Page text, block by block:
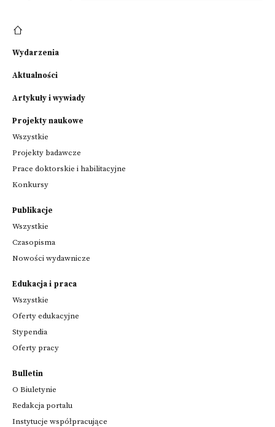
Wydarzenia
Aktualności
Artykuły i wywiady
Projekty naukowe
Wszystkie
Projekty badawcze
Prace doktorskie i habilitacyjne
Konkursy
Publikacje
Wszystkie
Czasopisma
Nowości wydawnicze
Edukacja i praca
Wszystkie
Oferty edukacyjne
Stypendia
Oferty pracy
Bulletin
O Biuletynie
Redakcja portalu
Instytucje współpracujące